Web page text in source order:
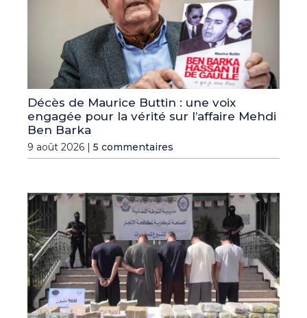
Décès de Maurice Buttin : une voix
engagée pour la vérité sur l’affaire Mehdi
Ben Barka
9 août 2026 | 5 commentaires